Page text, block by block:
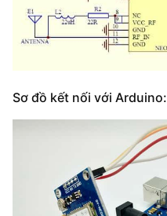
Sơ đồ kết nối với Arduino: